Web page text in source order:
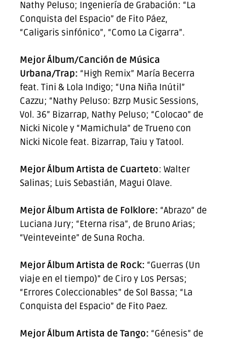
Nathy Peluso; Ingeniería de Grabación: “La
Conquista del Espacio” de Fito Páez,
“Caligaris sinfónico”, “Como La Cigarra”.
Mejor Álbum/Canción de Música
Urbana/Trap: “High Remix” María Becerra
feat. Tini & Lola Indigo; “Una Niña Inútil”
Cazzu; “Nathy Peluso: Bzrp Music Sessions,
Vol. 36” Bizarrap, Nathy Peluso; “Colocao” de
Nicki Nicole y “Mamichula” de Trueno con
Nicki Nicole feat. Bizarrap, Taiu y Tatool.
Mejor Álbum Artista de Cuarteto: Walter
Salinas; Luis Sebastián, Magui Olave.
Mejor Álbum Artista de Folklore: “Abrazo” de
Luciana Jury; “Eterna risa”, de Bruno Arias;
“Veinteveinte” de Suna Rocha.
Mejor Álbum Artista de Rock: “Guerras (Un
viaje en el tiempo)” de Ciro y Los Persas;
“Errores Coleccionables” de Sol Bassa; “La
Conquista del Espacio” de Fito Paez.
Mejor Álbum Artista de Tango: “Génesis” de